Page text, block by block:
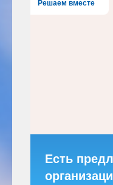
Решаем вместе
Есть